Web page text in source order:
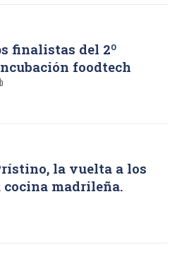
finalistas del 2º
foodtech
la vuelta a los
cocina madrileña.